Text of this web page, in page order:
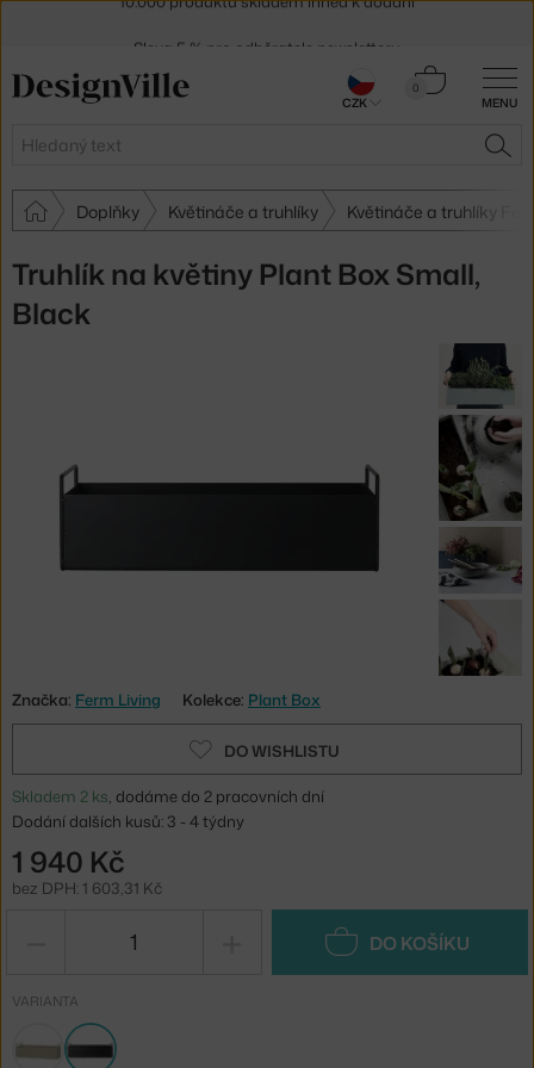
MENU
Hledat
0
Košík
Doplňky Květináče a truhlíky Květináče a truhlíky
Truhlík na květiny Plant Box Small,
Black
Značka: Ferm Living Kolekce: Plant Box
DO WISHLISTU
Skladem 2 ks, dodáme do 2 pracovních dní
Dodání dalších kusů: 3 - 4 týdny
1 940 Kč
bez DPH: 1 603,31 Kč
DO KOŠÍKU
VARIANTA
30 dní na vrácení zboží
CZK